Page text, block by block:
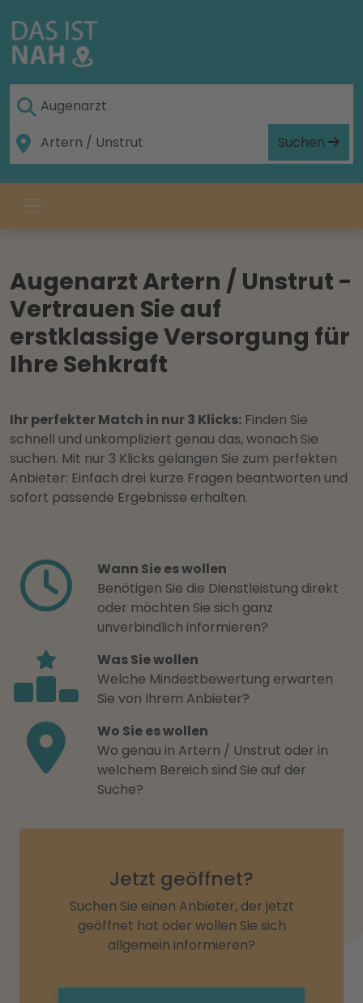
Suchen
Augenarzt Artern / Unstrut -
Vertrauen Sie auf
erstklassige Versorgung für
Ihre Sehkraft
Ihr perfekter Match in nur 3 Klicks: Finden Sie
schnell und unkompliziert genau das, wonach Sie
suchen. Mit nur 3 Klicks gelangen Sie zum perfekten
Anbieter: Einfach drei kurze Fragen beantworten und
sofort passende Ergebnisse erhalten.
Wann Sie es wollen
Benötigen Sie die Dienstleistung direkt
oder möchten Sie sich ganz
unverbindlich informieren?
Was Sie wollen
Welche Mindestbewertung erwarten
Sie von Ihrem Anbieter?
Wo Sie es wollen
Wo genau in Artern / Unstrut oder in
welchem Bereich sind Sie auf der
Suche?
Jetzt geöffnet?
Suchen Sie einen Anbieter, der jetzt
geöffnet hat oder wollen Sie sich
allgemein informieren?